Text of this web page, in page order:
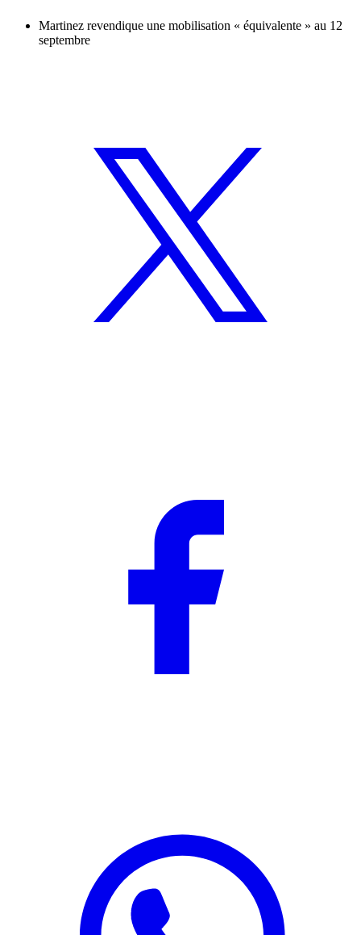
Martinez revendique une mobilisation « équivalente » au 12
septembre